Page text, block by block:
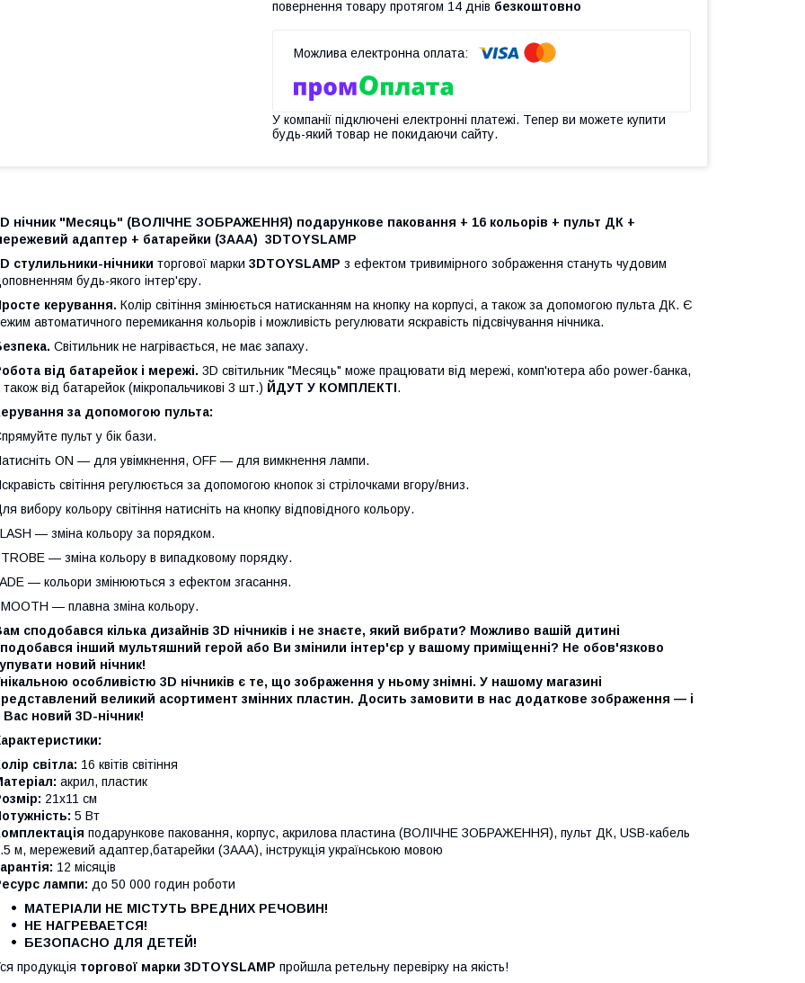
повернення товару протягом 14 днів безкоштовно
У компанії підключені електронні платежі. Тепер ви можете купити
будь-який товар не покидаючи сайту.
нічник "Месяць" (ВОЛІЧНЕ ЗОБРАЖЕННЯ) подарункове паковання + 16 кольорів + пульт ДК +
адаптер + батарейки (3ААА) 3DTOYSLAMP
стулильники-нічники торгової марки 3DTOYSLAMP з ефектом тривимірного зображення стануть чудовим
будь-якого інтер'єру.
керування. Колір світіння змінюється натисканням на кнопку на корпусі, а також за допомогою пульта ДК. Є
автоматичного перемикання кольорів і можливість регулювати яскравість підсвічування нічника.
Світильник не нагрівається, не має запаху.
від батарейок і мережі. 3D світильник "Месяць" може працювати від мережі, комп'ютера або power-банка,
також від батарейок (мікропальчикові 3 шт.) ЙДУТ У КОМПЛЕКТІ.
за допомогою пульта:
пульт у бік бази.
ON — для увімкнення, OFF — для вимкнення лампи.
світіння регулюється за допомогою кнопок зі стрілочками вгору/вниз.
вибору кольору світіння натисніть на кнопку відповідного кольору.
— зміна кольору за порядком.
— зміна кольору в випадковому порядку.
— кольори змінюються з ефектом згасання.
— плавна зміна кольору.
сподобався кілька дизайнів 3D нічників і не знаєте, який вибрати? Можливо вашій дитині
інший мультяшний герой або Ви змінили інтер'єр у вашому приміщенні? Не обов'язково
новий нічник!
особливістю 3D нічників є те, що зображення у ньому знімні. У нашому магазині
великий асортимент змінних пластин. Досить замовити в нас додаткове зображення — і
Вас новий 3D-нічник!
світла: 16 квітів світіння
акрил, пластик
21х11 см
5 Вт
подарункове паковання, корпус, акрилова пластина (ВОЛІЧНЕ ЗОБРАЖЕННЯ), пульт ДК, USB-кабель
м, мережевий адаптер,батарейки (3ААА), інструкція українською мовою
12 місяців
лампи: до 50 000 годин роботи
МАТЕРІАЛИ НЕ МІСТУТЬ ВРЕДНИХ РЕЧОВИН!
НЕ НАГРЕВАЕТСЯ!
БЕЗОПАСНО ДЛЯ ДЕТЕЙ!
продукція торгової марки 3DTOYSLAMP пройшла ретельну перевірку на якість!